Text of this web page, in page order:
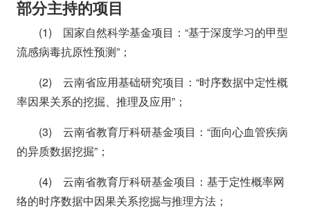
部分主持的项目
(1) 国家自然科学基金项目：“基于深度学习的甲型
流感病毒抗原性预测”；
(2) 云南省应用基础研究项目：“时序数据中定性概
率因果关系的挖掘、推理及应用”；
(3) 云南省教育厅科研基金项目：“面向心血管疾病
的异质数据挖掘”；
(4) 云南省教育厅科研基金项目：基于定性概率网
络的时序数据中因果关系挖掘与推理方法；